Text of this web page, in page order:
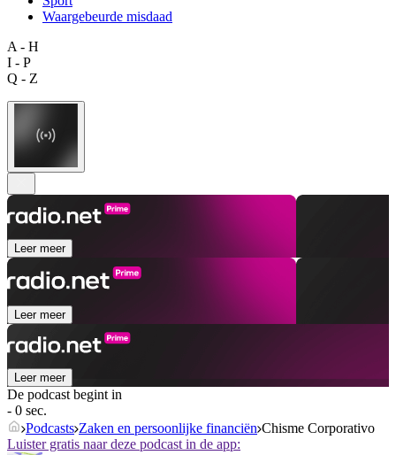
Waargebeurde misdaad
A - H
I - P
Q - Z
Leer meer
Leer meer
Leer meer
De podcast begint in
- 0 sec.
Podcasts Zaken en persoonlijke financiën Chisme Corporativo
Luister gratis naar deze podcast in de app: